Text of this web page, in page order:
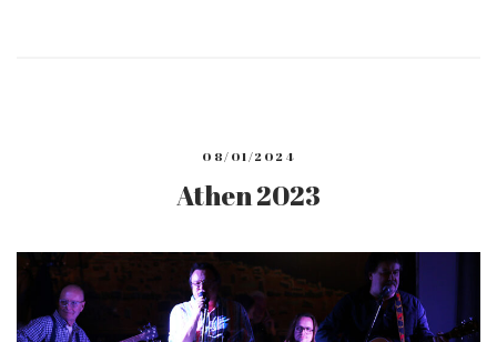
08/01/2024
Athen 2023